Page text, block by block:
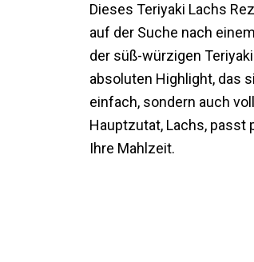
Dieses Teriyaki Lachs
auf der Suche nach
der süß-würzigen
absoluten Highlight, das
einfach, sondern auch
Hauptzutat, Lachs, passt
Ihre Mahlzeit.